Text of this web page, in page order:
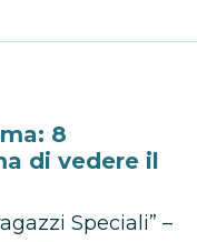
8
di vedere il
Speciali” –